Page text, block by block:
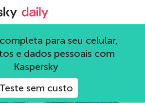
Blog oficial da Kaspersky
para seu celular,
e dados pessoais com
Kaspersky
Teste sem custo
Grustniy